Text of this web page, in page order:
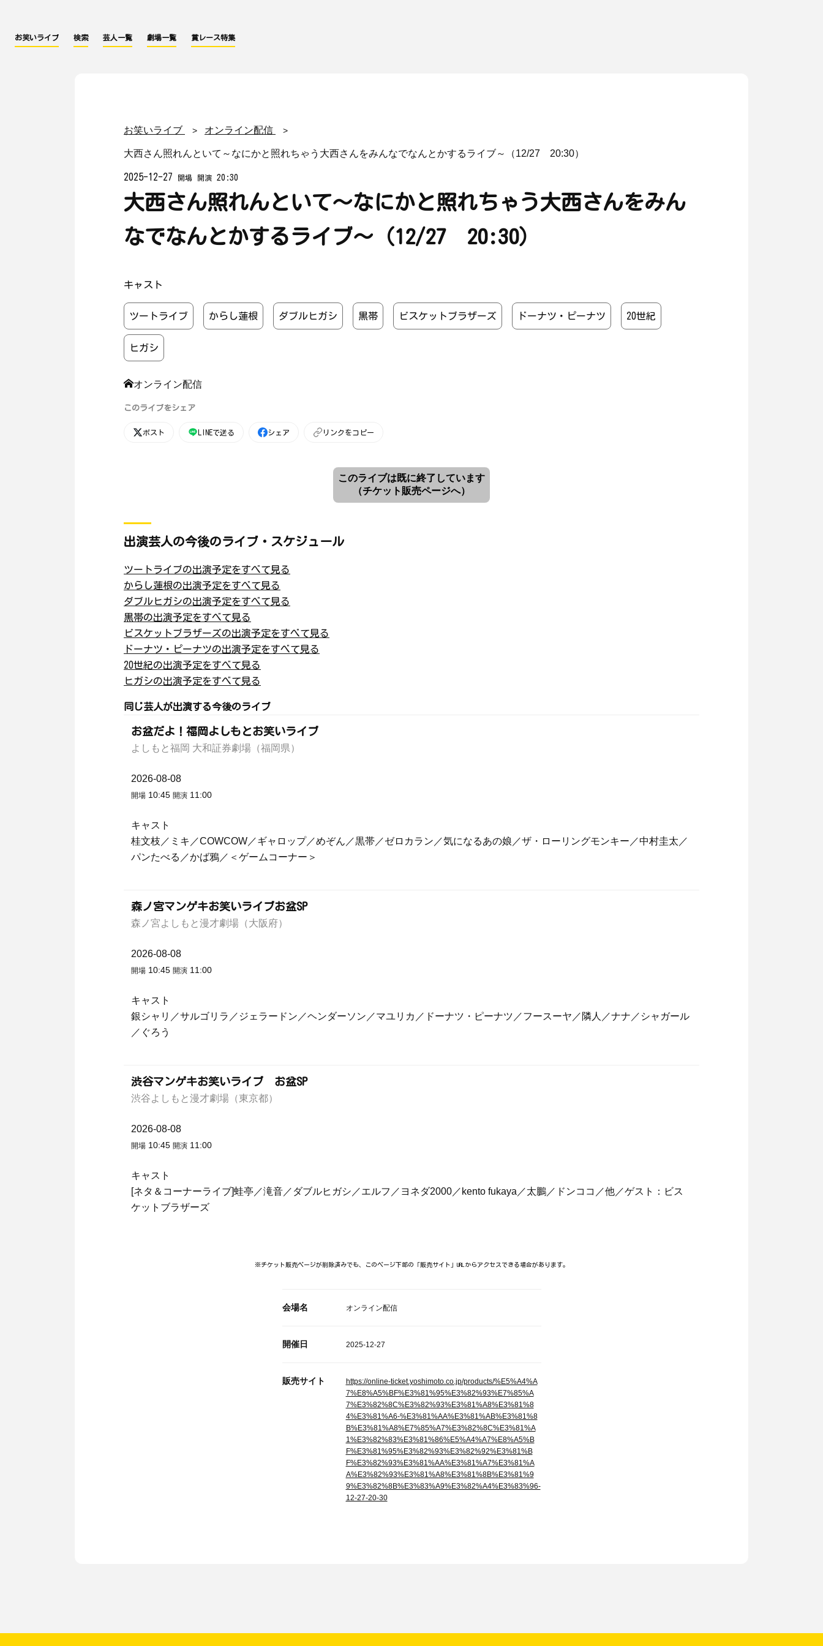
お笑いライブ 検索 芸人一覧 劇場一覧 賞レース特集
お笑いライブ オンライン配信
大西さん照れんといて～なにかと照れちゃう大西さんをみんなでなんとかするライブ～（12/27 20:30）
2025-12-27 開場 開演 20:30
大西さん照れんといて～なにかと照れちゃう大西さんをみん
なでなんとかするライブ～（12/27 20:30）
キャスト
ツートライブ からし蓮根 ダブルヒガシ 黒帯 ビスケットブラザーズ ドーナツ・ピーナツ 20世紀
ヒガシ
オンライン配信
このライブをシェア
ポスト LINEで送る シェア リンクをコピー
このライブは既に終了しています
（チケット販売ページへ）
出演芸人の今後のライブ・スケジュール
ツートライブの出演予定をすべて見る
からし蓮根の出演予定をすべて見る
ダブルヒガシの出演予定をすべて見る
黒帯の出演予定をすべて見る
ビスケットブラザーズの出演予定をすべて見る
ドーナツ・ピーナツの出演予定をすべて見る
20世紀の出演予定をすべて見る
ヒガシの出演予定をすべて見る
同じ芸人が出演する今後のライブ
お盆だよ！福岡よしもとお笑いライブ
よしもと福岡 大和証券劇場（福岡県）
2026-08-08
開場 10:45 開演 11:00
キャスト
桂文枝／ミキ／COWCOW／ギャロップ／めぞん／黒帯／ゼロカラン／気になるあの娘／ザ・ローリングモンキー／中村圭太／
パンたべる／かば鴉／＜ゲームコーナー＞
森ノ宮マンゲキお笑いライブお盆SP
森ノ宮よしもと漫才劇場（大阪府）
2026-08-08
開場 10:45 開演 11:00
キャスト
銀シャリ／サルゴリラ／ジェラードン／ヘンダーソン／マユリカ／ドーナツ・ピーナツ／フースーヤ／隣人／ナナ／シャガール
／ぐろう
渋谷マンゲキお笑いライブ お盆SP
渋谷よしもと漫才劇場（東京都）
2026-08-08
開場 10:45 開演 11:00
キャスト
[ネタ＆コーナーライブ]蛙亭／滝音／ダブルヒガシ／エルフ／ヨネダ2000／kento fukaya／太鵬／ドンココ／他／ゲスト：ビス
ケットブラザーズ
※チケット販売ページが削除済みでも、このページ下部の「販売サイト」URLからアクセスできる場合があります。
会場名 オンライン配信
開催日 2025-12-27
販売サイト
https://online-ticket.yoshimoto.co.jp/products/%E5%A4%A
7%E8%A5%BF%E3%81%95%E3%82%93%E7%85%A
7%E3%82%8C%E3%82%93%E3%81%A8%E3%81%8
4%E3%81%A6-%E3%81%AA%E3%81%AB%E3%81%8
B%E3%81%A8%E7%85%A7%E3%82%8C%E3%81%A
1%E3%82%83%E3%81%86%E5%A4%A7%E8%A5%B
F%E3%81%95%E3%82%93%E3%82%92%E3%81%B
F%E3%82%93%E3%81%AA%E3%81%A7%E3%81%A
A%E3%82%93%E3%81%A8%E3%81%8B%E3%81%9
9%E3%82%8B%E3%83%A9%E3%82%A4%E3%83%96-
12-27-20-30